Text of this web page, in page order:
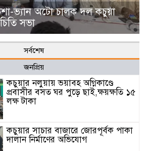
ভ্যান অটো চালক দল কচুয়া
সভা
সর্বশেষ
জনপ্রিয়
কচুয়ার নলুয়ায় ভয়াবহ অগ্নিকাণ্ডে
প্রবাসীর বসত ঘর পুড়ে ছাই,ক্ষয়ক্ষতি ১৫
লক্ষ টাকা
কচুয়ার সাচার বাজারে জোরপূর্বক পাকা
দালান নির্মাণের অভিযোগ